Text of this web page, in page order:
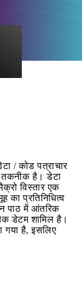
/ कोड पत्राचार
तकनीक है। डेटा
विस्तार एक
का प्रतिनिधित्व
पाठ में आंतरिक
डेटम शामिल है।
गया है, इसलिए